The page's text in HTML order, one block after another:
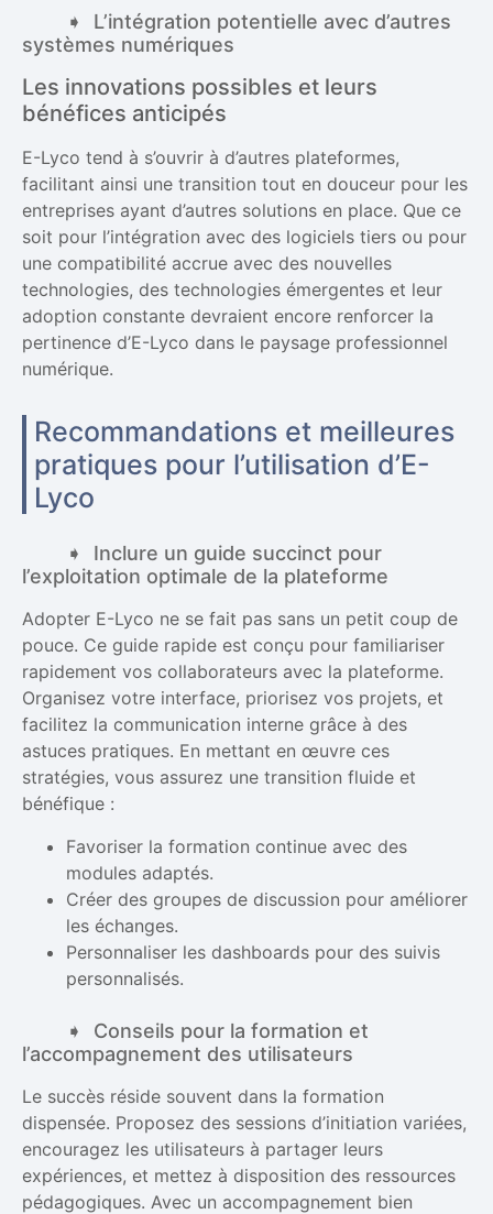
L’intégration potentielle avec d’autres
systèmes numériques
Les innovations possibles et leurs
bénéfices anticipés
E-Lyco tend à s’ouvrir à d’autres plateformes,
facilitant ainsi une transition tout en douceur pour les
entreprises ayant d’autres solutions en place. Que ce
soit pour l’intégration avec des logiciels tiers ou pour
une compatibilité accrue avec des nouvelles
technologies, des technologies émergentes et leur
adoption constante devraient encore renforcer la
pertinence d’E-Lyco dans le paysage professionnel
numérique.
Recommandations et meilleures
pratiques pour l’utilisation d’E-
Lyco
Inclure un guide succinct pour
l’exploitation optimale de la plateforme
Adopter E-Lyco ne se fait pas sans un petit coup de
pouce. Ce guide rapide est conçu pour familiariser
rapidement vos collaborateurs avec la plateforme.
Organisez votre interface, priorisez vos projets, et
facilitez la communication interne grâce à des
astuces pratiques. En mettant en œuvre ces
stratégies, vous assurez une transition fluide et
bénéfique :
Favoriser la formation continue avec des
modules adaptés.
Créer des groupes de discussion pour améliorer
les échanges.
Personnaliser les dashboards pour des suivis
personnalisés.
Conseils pour la formation et
l’accompagnement des utilisateurs
Le succès réside souvent dans la formation
dispensée. Proposez des sessions d’initiation variées,
encouragez les utilisateurs à partager leurs
expériences, et mettez à disposition des ressources
pédagogiques. Avec un accompagnement bien